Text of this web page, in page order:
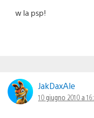
w la psp!
JakDaxAle
10 giugno 2010 a